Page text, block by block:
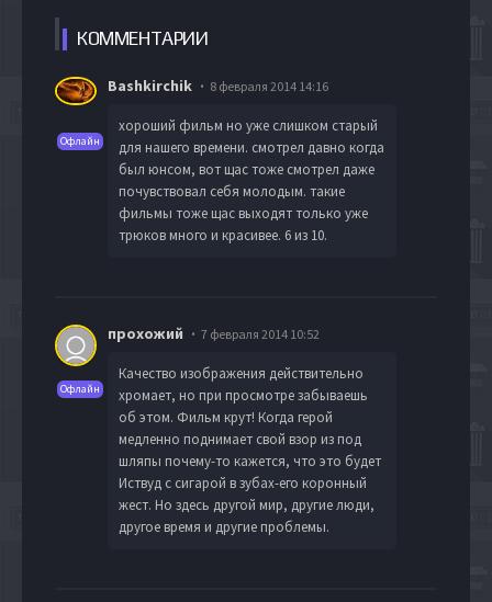
КОММЕНТАРИИ
Офлайн
Bashkirchik 8 февраля 2014 14:16
хороший фильм но уже слишком старый
для нашего времени. смотрел давно когда
был юнсом, вот щас тоже смотрел даже
почувствовал себя молодым. такие
фильмы тоже щас выходят только уже
трюков много и красивее. 6 из 10.
Офлайн
прохожий 7 февраля 2014 10:52
Качество изображения действительно
хромает, но при просмотре забываешь
об этом. Фильм крут! Когда герой
медленно поднимает свой взор из под
шляпы почему-то кажется, что это будет
Иствуд с сигарой в зубах-его коронный
жест. Но здесь другой мир, другие люди,
другое время и другие проблемы.